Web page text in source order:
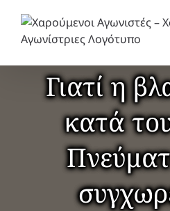
περιεχόμενο
Γιατί η
κατά